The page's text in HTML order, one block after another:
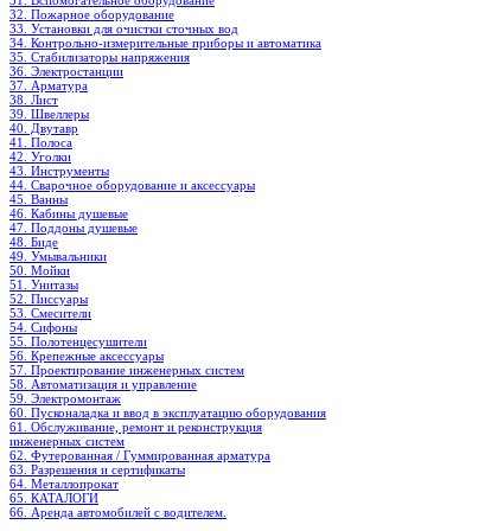
32. Пожарное оборудование
33. Установки для очистки сточных вод
34. Контрольно-измерительные приборы и автоматика
35. Стабилизаторы напряжения
36. Электростанции
37. Арматура
38. Лист
39. Швеллеры
40. Двутавр
41. Полоса
42. Уголки
43. Инструменты
44. Сварочное оборудование и аксессуары
45. Ванны
46. Кабины душевые
47. Поддоны душевые
48. Биде
49. Умывальники
50. Мойки
51. Унитазы
52. Писсуары
53. Смесители
54. Сифоны
55. Полотенцесушители
56. Крепежные аксессуары
57. Проектирование инженерных систем
58. Автоматизация и управление
59. Электромонтаж
60. Пусконаладка и ввод в эксплуатацию оборудования
61. Обслуживание, ремонт и реконструкция
инженерных систем
62. Футерованная / Гуммированная арматура
63. Разрешения и сертификаты
64. Металлопрокат
65. КАТАЛОГИ
66. Аренда автомобилей с водителем.